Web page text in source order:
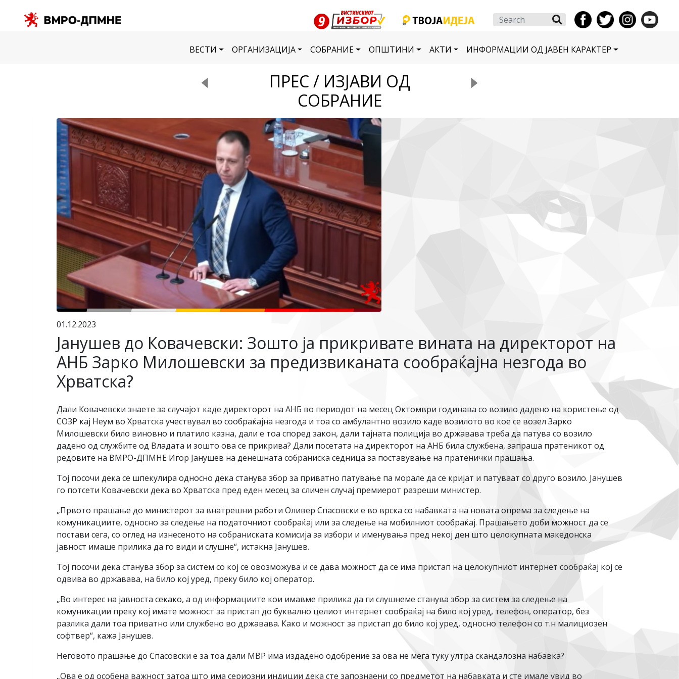
Search
ВЕСТИ ОРГАНИЗАЦИЈА СОБРАНИЕ ОПШТИНИ АКТИ ИНФОРМАЦИИ ОД ЈАВЕН КАРАКТЕР
ПРЕС / ИЗЈАВИ ОД
СОБРАНИЕ
01.12.2023
Јанушев до Ковачевски: Зошто ја прикривате вината на директорот на
АНБ Зарко Милошевски за предизвиканата сообраќајна незгода во
Хрватска?
Дали Ковачевски знаете за случајот каде директорот на АНБ во периодот на месец Октомври годинава со возило дадено на користење од
СОЗР кај Неум во Хрватска учествувал во сообраќајна незгода и тоа со амбулантно возило каде возилото во кое се возел Зарко
Милошевски било виновно и платило казна, дали е тоа според закон, дали тајната полиција во државава треба да патува со возило
дадено од службите од Владата и зошто ова се прикрива? Дали посетата на директорот на АНБ била службена, запраша пратеникот од
редовите на ВМРО-ДПМНЕ Игор Јанушев на денешната собраниска седница за поставување на пратенички прашања.
Тој посочи дека се шпекулира односно дека станува збор за приватно патување па морале да се кријат и патуваат со друго возило. Јанушев
го потсети Ковачевски дека во Хрватска пред еден месец за сличен случај премиерот разреши министер.
„Првото прашање до министерот за внатрешни работи Оливер Спасовски е во врска со набавката на новата опрема за следење на
комуникациите, односно за следење на податочниот сообраќај или за следење на мобилниот сообраќај. Прашањето доби можност да се
постави сега, со оглед на изнесеното на собраниската комисија за избори и именувања пред некој ден што целокупната македонска
јавност имаше прилика да го види и слушне“, истакна Јанушев.
Тој посочи дека станува збор за систем со кој се овозможува и се дава можност да се има пристап на целокупниот интернет сообраќај кој се
одвива во државава, на било кој уред, преку било кој оператор.
„Во интерес на јавноста секако, а од информациите кои имавме прилика да ги слушнеме станува збор за систем за следење на
комуникации преку кој имате можност за пристап до буквално целиот интернет сообраќај на било кој уред, телефон, оператор, без
разлика дали тоа приватно или службено во државава. Како и можност за пристап до било кој уред, односно телефон со т.н малициозен
софтвер“, кажа Јанушев.
Неговото прашање до Спасовски е за тоа дали МВР има издадено одобрение за ова не мега туку ултра скандалозна набавка?
„Ова е од особена важност затоа што има сериозни индиции дека сте запознаени со предметот на набавката и сте имале увид во